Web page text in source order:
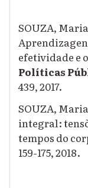
SOUZA,
efetividade e
Políticas
439, 2017.
SOUZA,
integral:
tempos do
159-175, 2018.